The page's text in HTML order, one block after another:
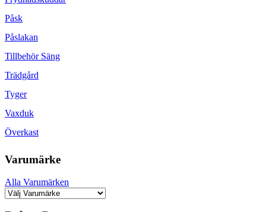
Påsk
Påslakan
Tillbehör Säng
Trädgård
Tyger
Vaxduk
Överkast
Varumärke
Alla Varumärken